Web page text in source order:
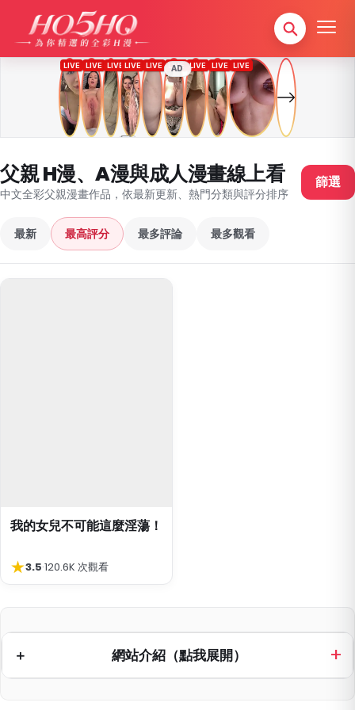
AD
父親 H漫、A漫與成人漫畫線上看
中文全彩父親漫畫作品，依最新更新、熱門分類與評分排序
篩選
最新 最高評分 最多評論 最多觀看
我的女兒不可能這麼淫蕩！
★3.5·120.6K 次觀看
網站介紹（點我展開）